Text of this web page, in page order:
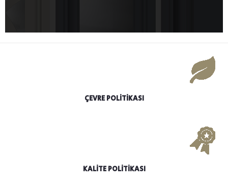
ÇEVRE POLİTİKASI
KALİTE POLİTİKASI